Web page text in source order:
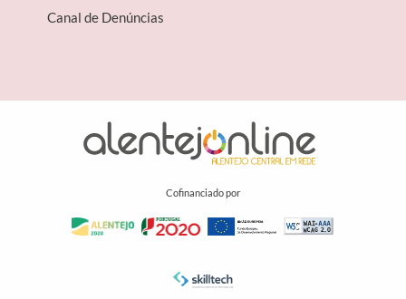
Canal de Denúncias
Cofinanciado por